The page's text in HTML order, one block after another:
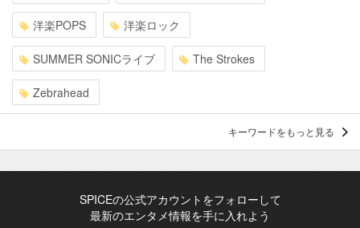
洋楽POPS 洋楽ロック
SUMMER SONICライブ The Strokes
Zebrahead
キーワードをもっと見る
SPICEの公式アカウントをフォローして
最新のエンタメ情報を手に入れよう